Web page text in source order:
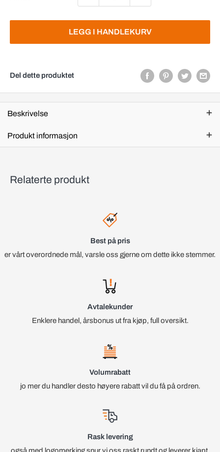
LEGG I HANDLEKURV
Del dette produktet
Beskrivelse
Produkt informasjon
Relaterte produkt
Best på pris
er vårt overordnede mål, varsle oss gjerne om dette ikke stemmer.
Avtalekunder
Enklere handel, årsbonus ut fra kjøp, full oversikt.
Volumrabatt
jo mer du handler desto høyere rabatt vil du få på ordren.
Rask levering